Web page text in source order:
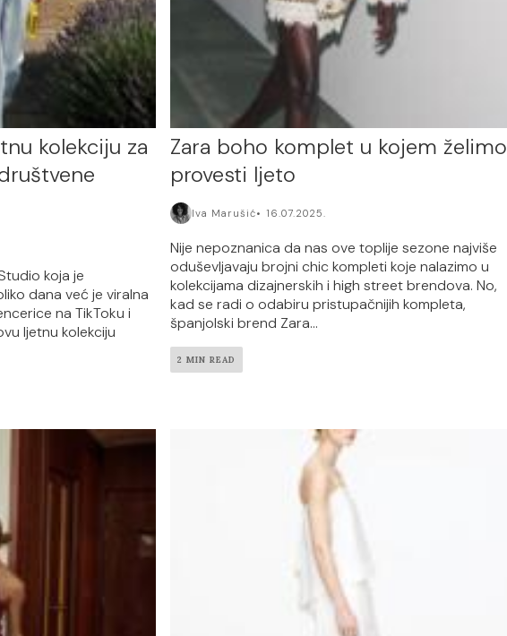
kolekciju za
koja je
dana već je viralna
na TikToku i
ljetnu kolekciju
Zara boho komplet u kojem želimo
provesti ljeto
Iva Marušić 16.07.2025.
Nije nepoznanica da nas ove toplije sezone najviše
oduševljavaju brojni chic kompleti koje nalazimo u
kolekcijama dizajnerskih i high street brendova. No,
kad se radi o odabiru pristupačnijih kompleta,
španjolski brend Zara...
2 MIN READ